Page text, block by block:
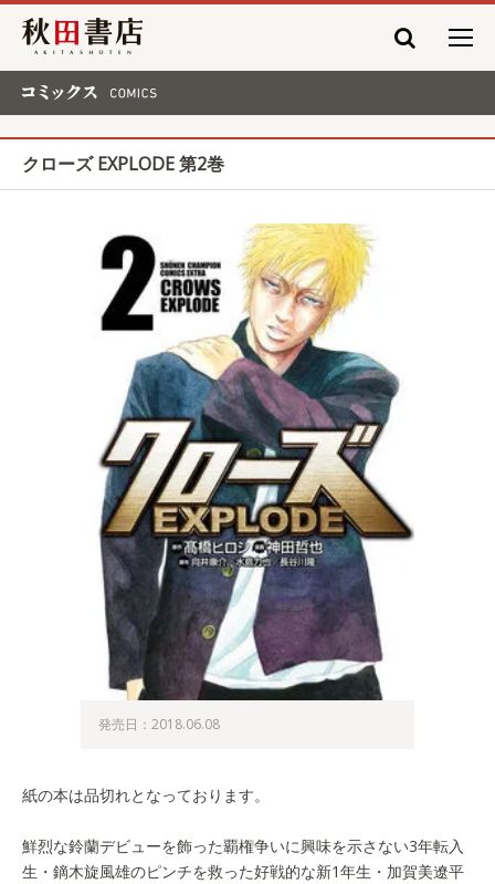
秋田書店
クローズ EXPLODE 第2巻
発売日：2018.06.08
紙の本は品切れとなっております。
鮮烈な鈴蘭デビューを飾った覇権争いに興味を示さない3年転入
生・鏑木旋風雄のピンチを救った好戦的な新1年生・加賀美遼平